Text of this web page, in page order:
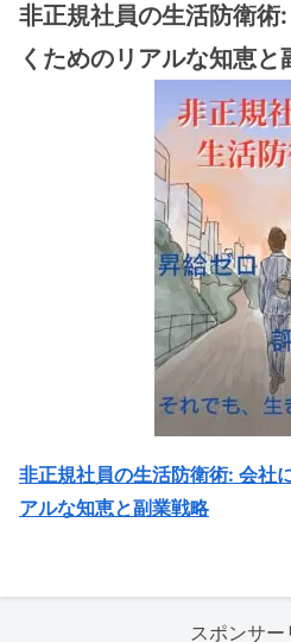
非正規社員の生活防衛術
くためのリアルな知恵と
非正規社員の生活防衛術: 会社
アルな知恵と副業戦略
スポンサー